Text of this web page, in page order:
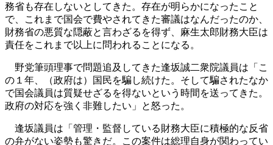
務省も存在しないとしてきた。存在が明らかになったこと
で、これまで国会で費やされてきた審議はなんだったのか、
財務省の悪質な隠蔽と言わざるを得ず、麻生太郎財務大臣は
責任をこれまで以上に問われることになる。
野党筆頭理事で問題追及してきた逢坂誠二衆院議員は「こ
の１年、（政府は）国民を騙し続けた。そして騙されたなか
で国会議員は質疑せざるを得ないという時間を送ってきた。
政府の対応を強く非難したい」と怒った。
逢坂議員は「管理・監督している財務大臣に積極的な反省
の弁がない姿勢も驚きだ。この案件は総理自身が関わってい